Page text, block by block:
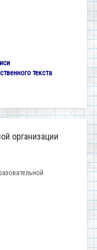
текста
организации